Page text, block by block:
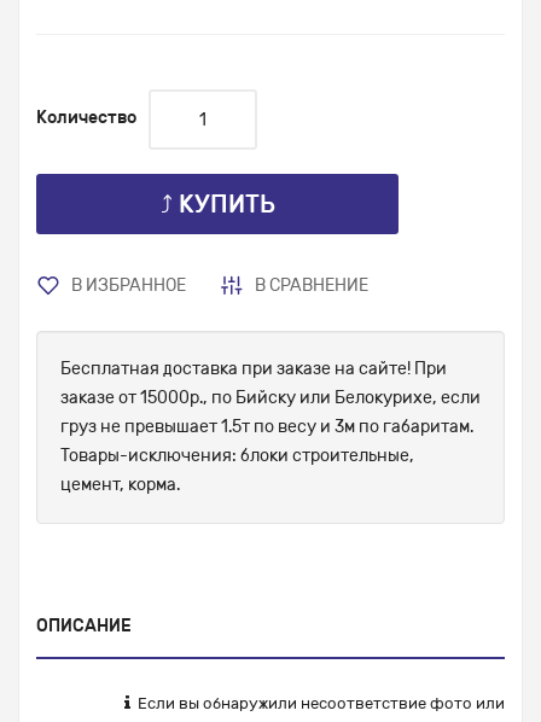
Количество
⤴ КУПИТЬ
В ИЗБРАННОЕ В СРАВНЕНИЕ
Бесплатная доставка при заказе на сайте! При
заказе от 15000р., по Бийску или Белокурихе, если
груз не превышает 1.5т по весу и 3м по габаритам.
Товары-исключения: блоки строительные,
цемент, корма.
ОПИСАНИЕ
Если вы обнаружили несоответствие фото или